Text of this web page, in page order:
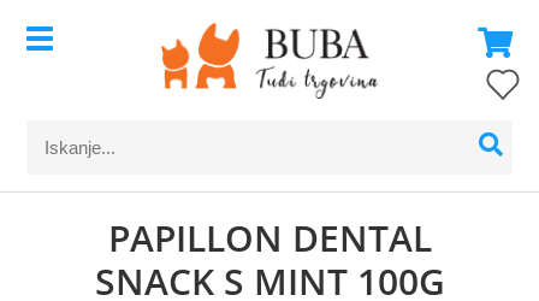
PAPILLON DENTAL
SNACK S MINT 100G